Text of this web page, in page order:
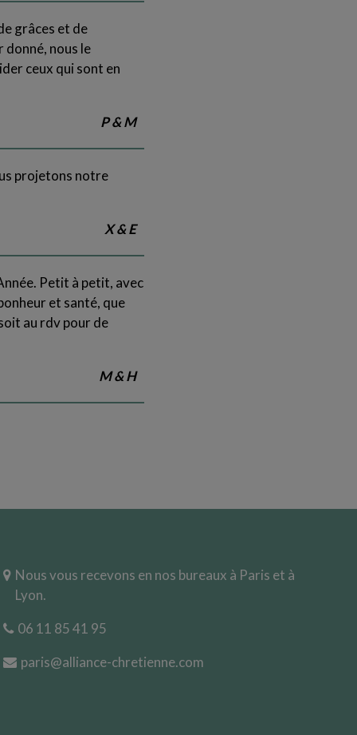
grâces et de
nous le
ceux qui sont en
P & M
projetons notre
X & E
Petit à petit, avec
et santé, que
au rdv pour de
M & H
Nous vous recevons en nos bureaux à Paris et à
Lyon.
06 11 85 41 95
paris@alliance-chretienne.com